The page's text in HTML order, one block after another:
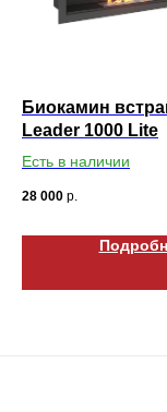
Биокамин
Leader 1000 Lite
Есть в наличии
28 000 р.